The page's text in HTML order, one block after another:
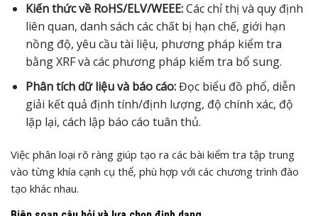
Kiến thức về RoHS/ELV/WEEE:Các chỉ thị và quy định
liên quan, danh sách các chất bị hạn chế, giới hạn
nồng độ, yêu cầu tài liệu, phương pháp kiểm tra
bằng XRF và các phương pháp kiểm tra bổ sung.
Phân tích dữ liệu và báo cáo:Đọc biểu đồ phổ, diễn
giải kết quả định tính/định lượng, độ chính xác, độ
lặp lại, cách lập báo cáo tuân thủ.
Việc phân loại rõ ràng giúp tạo ra các bài kiểm tra tập trung
vào từng khía cạnh cụ thể, phù hợp với các chương trình đào
tạo khác nhau.